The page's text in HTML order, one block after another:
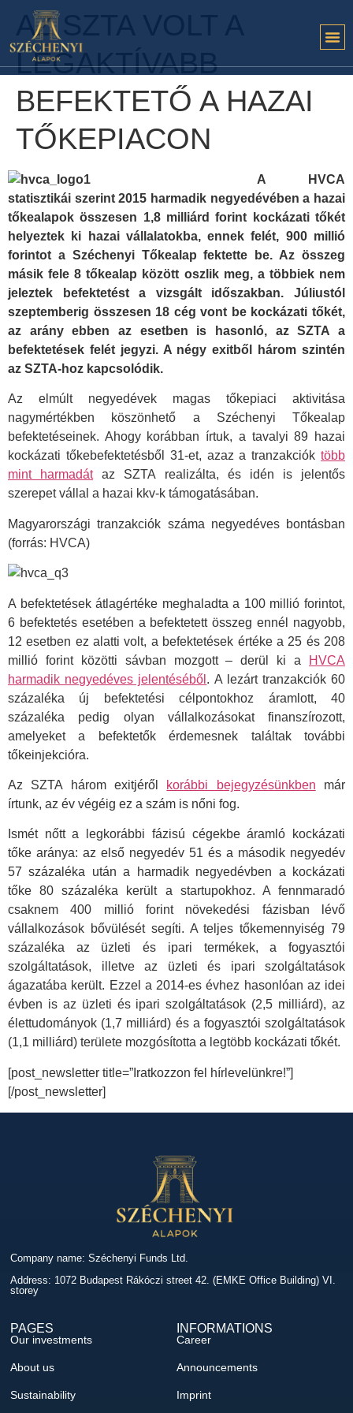
AZ SZTA VOLT A
LEGAKTÍVABB
BEFEKTETŐ A HAZAI
TŐKEPIACON
A HVCA
statisztikái szerint 2015 harmadik negyedévében a hazai
tőkealapok összesen 1,8 milliárd forint kockázati tőkét
helyeztek ki hazai vállalatokba, ennek felét, 900 millió
forintot a Széchenyi Tőkealap fektette be. Az összeg
másik fele 8 tőkealap között oszlik meg, a többiek nem
jeleztek befektetést a vizsgált időszakban. Júliustól
szeptemberig összesen 18 cég vont be kockázati tőkét,
az arány ebben az esetben is hasonló, az SZTA a
befektetések felét jegyzi. A négy exitből három szintén
az SZTA-hoz kapcsolódik.
Az elmúlt negyedévek magas tőkepiaci aktivitása
nagymértékben köszönhető a Széchenyi Tőkealap
befektetéseinek. Ahogy korábban írtuk, a tavalyi 89 hazai
kockázati tőkebefektetésből 31-et, azaz a tranzakciók több
mint harmadátaz SZTA realizálta, és idén is jelentős
szerepet vállal a hazai kkv-k támogatásában.
Magyarországi tranzakciók száma negyedéves bontásban
(forrás: HVCA)
A befektetések átlagértéke meghaladta a 100 millió forintot,
6 befektetés esetében a befektetett összeg ennél nagyobb,
12 esetben ez alatti volt, a befektetések értéke a 25 és 208
millió forint közötti sávban mozgott – derül ki a
HVCA
harmadik negyedéves jelentéséből . A lezárt tranzakciók 60
százaléka új befektetési célpontokhoz áramlott, 40
százaléka pedig olyan vállalkozásokat finanszírozott,
amelyeket a befektetők érdemesnek találtak további
tőkeinjekcióra.
Az SZTA három exitjéről korábbi bejegyzésünkben már
írtunk, az év végéig ez a szám is nőni fog.
Ismét nőtt a legkorábbi fázisú cégekbe áramló kockázati
tőke aránya: az első negyedév 51 és a második negyedév
57 százaléka után a harmadik negyedévben a kockázati
tőke 80 százaléka került a startupokhoz. A fennmaradó
csaknem 400 millió forint növekedési fázisban lévő
vállalkozások bővülését segíti. A teljes tőkemennyiség 79
százaléka az üzleti és ipari termékek, a fogyasztói
szolgáltatások, illetve az üzleti és ipari szolgáltatások
ágazatába került. Ezzel a 2014-es évhez hasonlóan az idei
évben is az üzleti és ipari szolgáltatások (2,5 milliárd), az
élettudományok (1,7 milliárd) és a fogyasztói szolgáltatások
(1,1 milliárd) területe mozgósította a legtöbb kockázati tőkét.
[post_newsletter title=”Iratkozzon fel hírlevelünkre!”]
[/post_newsletter]
Company name: Széchenyi Funds Ltd.
Address: 1072 Budapest Rákóczi street 42. (EMKE Office Building) VI.
storey
PAGES
Our investments
About us
Sustainability
INFORMATIONS
Career
Announcements
Imprint